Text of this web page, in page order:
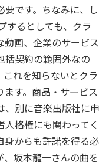
です。ちなみに、し
するとしても、クラ
動画、企業のサービス
括契約の範囲外なの
れを知らないとクラ
す。商品・サービス
、別に音楽出版社に申
格権にも関わってく
身からも許諾を得る必
坂本龍一さんの曲を